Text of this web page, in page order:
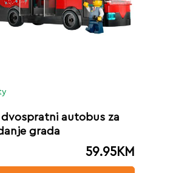
dvospratni autobus za
grada
59.95KM